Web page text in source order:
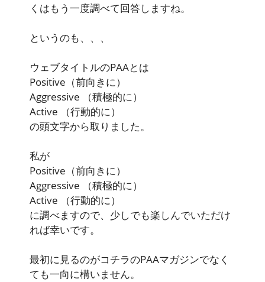
くはもう一度調べて回答しますね。
というのも、、、
ウェブタイトルのPAAとは
Positive （前向きに）
Aggressive
（積極的に）
Active
（行動的に）
の頭文字から取りました。
私が
Positive （前向きに）
Aggressive
（積極的に）
Active
（行動的に）
に調べますので、少しでも楽しんでいただけ
れば幸いです。
最初に見るのがコチラのPAAマガジンでなく
ても一向に構いません。